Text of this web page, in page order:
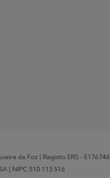
da Foz | Registo ERS - E176746
| NIPC 510 113 516